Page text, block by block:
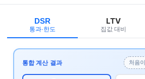
DSR
통과·한도
LTV
집값 대비
통합 계산 결과 처음